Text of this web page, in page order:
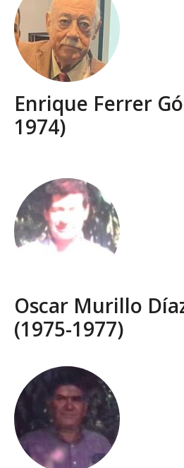
Enrique Ferrer
1974)
Oscar Murillo
(1975-1977)